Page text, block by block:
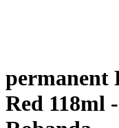
permanent
Red 118ml